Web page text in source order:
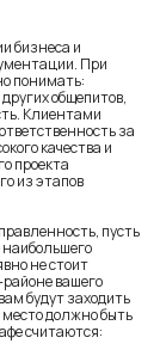
бизнеса и
При
понимать:
общепитов,
Клиентами
за
качества и
проекта
из этапов
пусть
наибольшего
не стоит
вашего
будут заходить
место должно быть
считаются: